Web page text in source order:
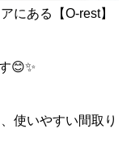
にある【O-rest】
😊✨
使いやすい間取り